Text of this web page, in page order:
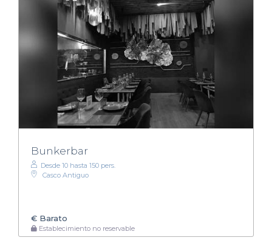
Bunkerbar
Desde 10 hasta 150 pers.
Casco Antiguo
€ Barato
Establecimiento no reservable